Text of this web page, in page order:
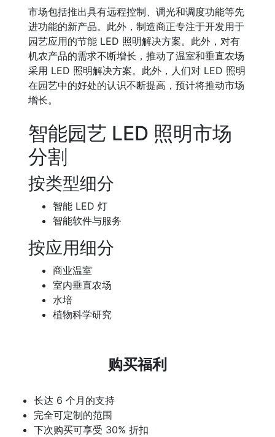
市场包括推出具有远程控制、调光和调度功能等先
进功能的新产品。此外，制造商正专注于开发用于
园艺应用的节能 LED 照明解决方案。此外，对有
机农产品的需求不断增长，推动了温室和垂直农场
采用 LED 照明解决方案。此外，人们对 LED 照明
在园艺中的好处的认识不断提高，预计将推动市场
增长。
智能园艺 LED 照明市场
分割
按类型细分
智能 LED 灯
智能软件与服务
按应用细分
商业温室
室内垂直农场
水培
植物科学研究
购买福利
长达 6 个月的支持
完全可定制的范围
下次购买可享受 30% 折扣